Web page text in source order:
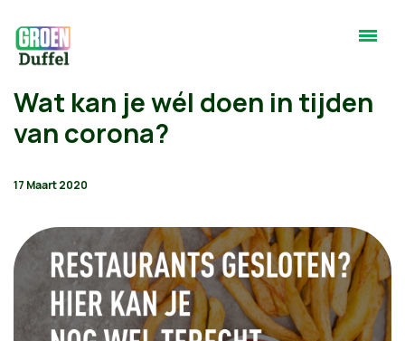
Wat kan je wél doen in tijden
van corona?
17 Maart 2020